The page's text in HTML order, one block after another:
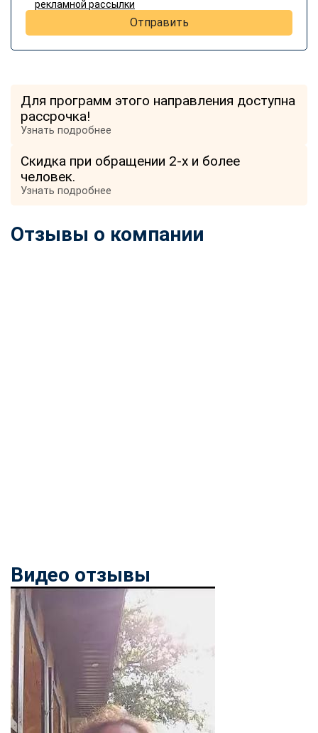
рекламной рассылки
Отправить
Для программ этого направления доступна
рассрочка!
Узнать подробнее
Скидка при обращении 2-х и более
человек.
Узнать подробнее
Отзывы о компании
Видео отзывы